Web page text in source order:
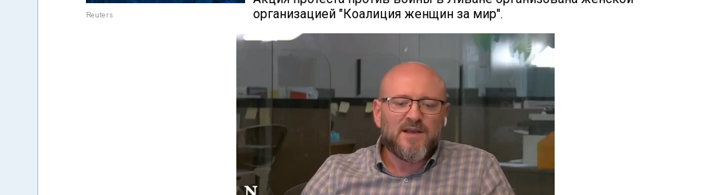
Reuters
организацией "Коалиция женщин за мир".